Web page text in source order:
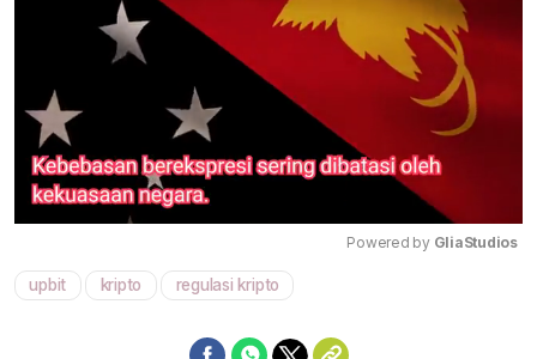
Powered by GliaStudios
upbit kripto regulasi kripto